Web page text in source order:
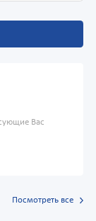
Вас
Посмотреть все